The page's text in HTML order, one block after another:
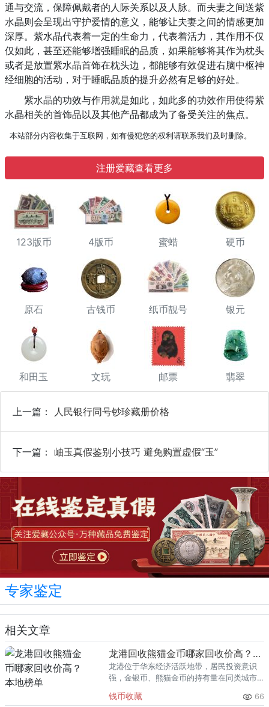
通与交流，保障佩戴者的人际关系以及人脉。而夫妻之间送紫
水晶则会呈现出守护爱情的意义，能够让夫妻之间的情感更加
深厚。紫水晶代表着一定的生命力，代表着活力，其作用不仅
仅如此，甚至还能够增强睡眠的品质，如果能够将其作为枕头
或者是放置紫水晶首饰在枕头边，都能够有效促进右脑中枢神
经细胞的活动，对于睡眠品质的提升必然有足够的好处。
紫水晶的功效与作用就是如此，如此多的功效作用使得紫
水晶相关的首饰品以及其他产品都成为了备受关注的焦点。
本站部分内容收集于互联网，如有侵犯您的权利请联系我们及时删除。
注册爱藏查看更多
123版币 4版币 蜜蜡 硬币
原石 古钱币 纸币靓号 银元
和田玉 文玩 邮票 翡翠
上一篇： 人民银行同号钞珍藏册价格
下一篇： 岫玉真假鉴别小技巧 避免购置虚假“玉”
专家鉴定
相关文章
龙港回收熊猫金币哪家回收价高？本地榜单
龙港位于华东经济活跃地带，居民投资意识
强，金银币、熊猫金币的持有量在同类城市
熊猫金币的需求就明显升温，但鱼龙混杂的
钱币收藏 66